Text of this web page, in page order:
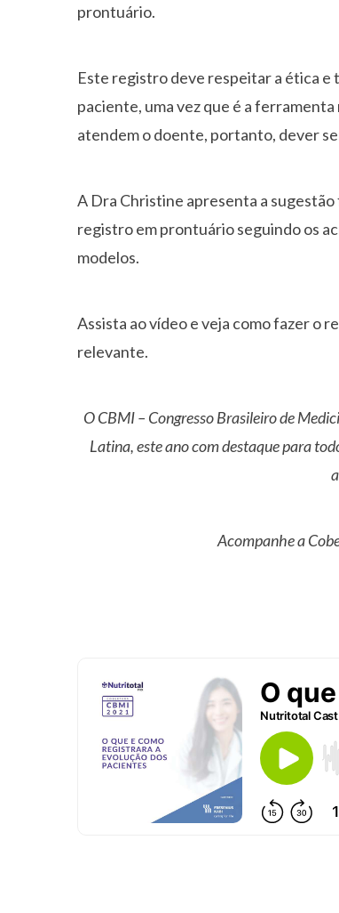
prontuário.
Este registro deve respeitar a ética
paciente, uma vez que é a
atendem o doente, portanto, dever
A Dra Christine apresenta a
registro em prontuário seguindo os
modelos.
Assista ao vídeo e veja como fazer o
relevante.
O CBMI – Congresso Brasileiro de
Latina, este ano com destaque para
Acompanhe a